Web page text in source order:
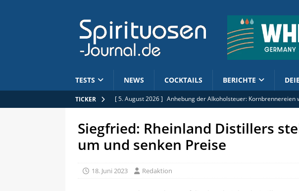
TESTS NEWS COCKTAILS BERICHTE
TICKER [ 5. August 2026 ] Anhebung der Alkoholsteuer:
[ 4. August 2026 ] Absolut Tabasco im Test: Eine Schärfe, die
[ 4. August 2026 ] Pre-Release: Wagemut PX-Cask erhält „kleinen
[ 5. August 2026 ]
Siegfried: Rheinland Distillers
um und senken Preise
18. Juni 2023 Redaktion